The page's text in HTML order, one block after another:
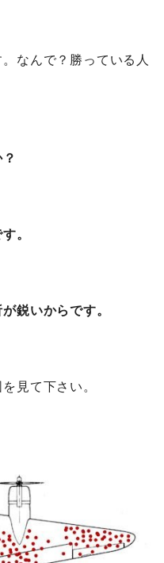
なんで？勝っている人
。
鋭いからです。
見て下さい。